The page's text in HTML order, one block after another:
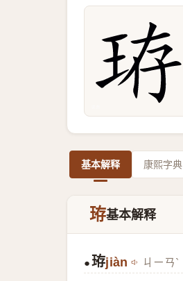
基本解释 康熙字典
珔基本解释
● 珔jiàn ㄐㄧㄢˋ